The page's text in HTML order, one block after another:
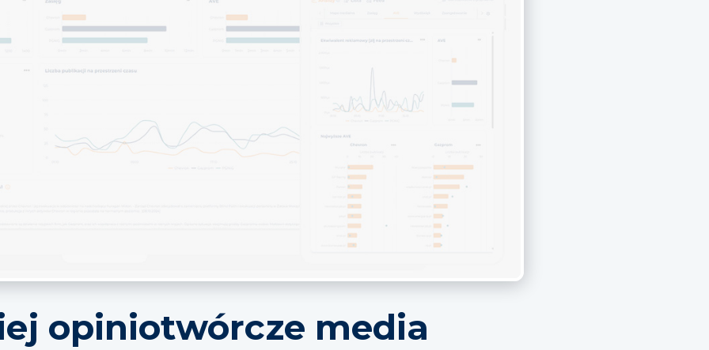
opiniotwórcze media